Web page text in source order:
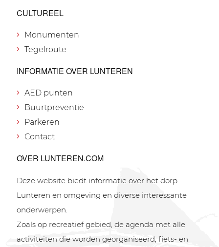
CULTUREEL
Monumenten
Tegelroute
INFORMATIE OVER LUNTEREN
AED punten
Buurtpreventie
Parkeren
Contact
OVER LUNTEREN.COM
Deze website biedt informatie over het dorp
Lunteren en omgeving en diverse interessante
onderwerpen.
Zoals op recreatief gebied, de agenda met alle
activiteiten die worden georganiseerd, fiets- en